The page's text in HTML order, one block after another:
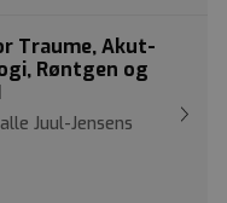
Traume, Akut-
Røntgen og
Juul-Jensens